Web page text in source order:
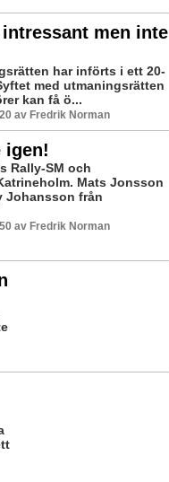
men inte
har införts i ett 20-
med utmaningsrätten
kan få ö...
av Fredrik Norman
igen!
Rally-SM och
Mats Jonsson
Johansson från
av Fredrik Norman